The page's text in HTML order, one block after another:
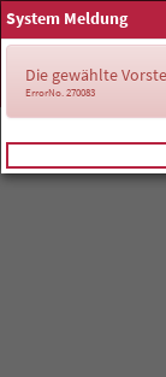
System Meldung
Die gewählte
ErrorNo. 270083